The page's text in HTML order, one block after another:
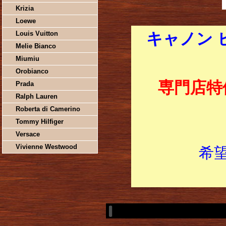
Krizia
Loewe
Louis Vuitton
Melie Bianco
Miumiu
Orobianco
Prada
Ralph Lauren
Roberta di Camerino
Tommy Hilfiger
Versace
Vivienne Westwood
キャノン
専門店特
希